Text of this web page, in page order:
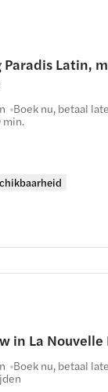
Latin,
Boek nu, betaal
min.
in La
Boek nu, betaal